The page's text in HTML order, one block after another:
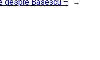
despre Basescu – →